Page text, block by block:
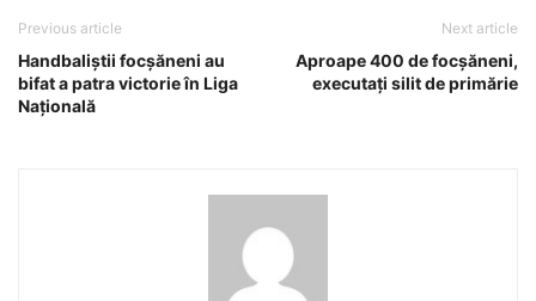
Previous article
Handbaliştii focşăneni au
bifat a patra victorie în Liga
Națională
Next article
Aproape 400 de focșăneni,
executați silit de primărie